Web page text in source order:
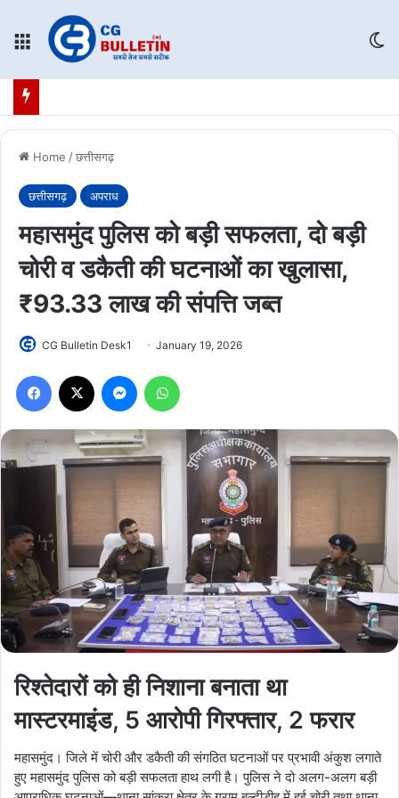
Menu
Home /छत्तीसगढ़
छत्तीसगढ़ अपराध
महासमुंद पुलिस को बड़ी सफलता, दो बड़ी
चोरी व डकैती की घटनाओं का खुलासा,
₹93.33 लाख की संपत्ति जब्त
CG Bulletin Desk1 January 19, 2026
Facebook Messenger
रिश्तेदारों को ही निशाना बनाता था
मास्टरमाइंड, 5 आरोपी गिरफ्तार, 2 फरार
महासमुंद। जिले में चोरी और डकैती की संगठित घटनाओं पर प्रभावी अंकुश लगाते
हुए महासमुंद पुलिस को बड़ी सफलता हाथ लगी है। पुलिस ने दो अलग-अलग बड़ी